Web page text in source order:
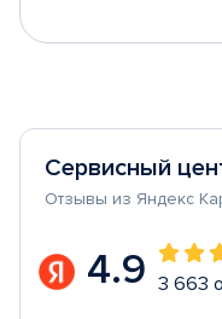
Сервисный
Отзывы из Яндекс
4.9 3 663